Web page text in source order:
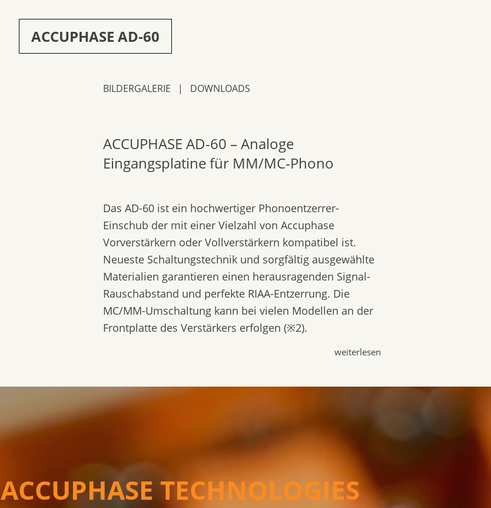
ACCUPHASE AD-60
BILDERGALERIE | DOWNLOADS
ACCUPHASE AD-60 – Analoge
Eingangsplatine für MM/MC-Phono
Das AD-60 ist ein hochwertiger Phonoentzerrer-
Einschub der mit einer Vielzahl von Accuphase
Vorverstärkern oder Vollverstärkern kompatibel ist.
Neueste Schaltungstechnik und sorgfältig ausgewählte
Materialien garantieren einen herausragenden Signal-
Rauschabstand und perfekte RIAA-Entzerrung. Die
MC/MM-Umschaltung kann bei vielen Modellen an der
Frontplatte des Verstärkers erfolgen (※2).
weiterlesen
ACCUPHASE TECHNOLOGIES